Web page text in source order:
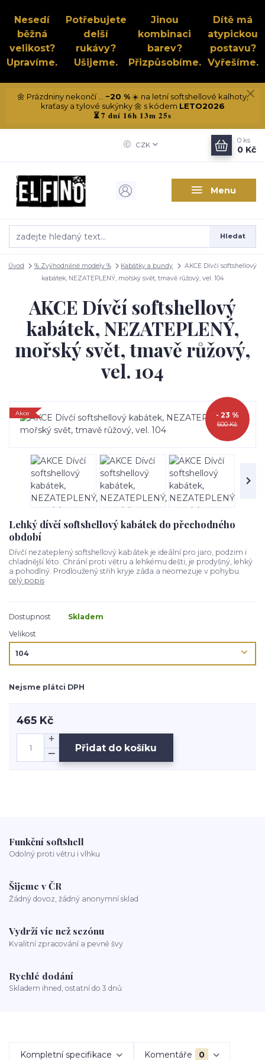
Nesedí
běžná
velikost?
Upravíme.
Potřebujete
delší
rukávy?
Ušijeme.
Jinou
kombinaci
barev?
Přizpůsobíme.
Dítě má
atypickou
postavu?
Vyřešíme.
🌼 Prázdniny nekončí ... −20 %☀️ na letní softshellové kalhoty,
kraťasy a tylové sukýnky 🌼 s kódem LETO2026
⏳7 dní 16h 13m 25s
Menu
CZK
Hledat
0 ks
0 Kč
Úvod % Zvýhodněné modely % Kabátky a bundy
AKCE Dívčí softshellový
kabátek, NEZATEPLENÝ, mořský svět, tmavě růžový, vel. 104
AKCE Dívčí softshellový
kabátek, NEZATEPLENÝ,
mořský svět, tmavě růžový,
vel. 104
Akce
600 Kč
- 23 %
Lehký dívčí softshellový kabátek do přechodného
období
Dívčí nezateplený softshellový kabátek je ideální pro jaro, podzim i
chladnější léto. Chrání proti větru a lehkému dešti, je prodyšný, lehký
a pohodlný. Prodloužený střih kryje záda a neomezuje v pohybu.
celý popis
Dostupnost
Skladem
Velikost
Nejsme plátci DPH
465 Kč
Přidat do košíku
Funkční softshell
Odolný proti větru i vlhku
Šijeme v ČR
Žádný dovoz, žádný anonymní sklad
Vydrží víc než sezónu
Kvalitní zpracování a pevné švy
Rychlé dodání
Skladem ihned, ostatní do 3 dnů
Kompletní specifikace Komentáře 0